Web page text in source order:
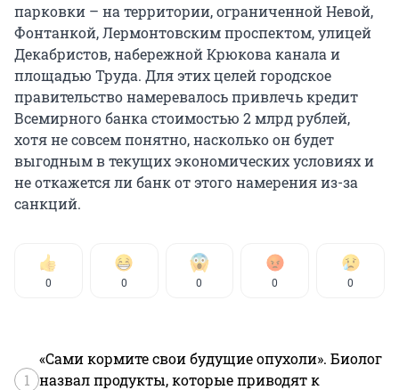
парковки – на территории, ограниченной Невой,
Фонтанкой, Лермонтовским проспектом, улицей
Декабристов, набережной Крюкова канала и
площадью Труда. Для этих целей городское
правительство намеревалось привлечь кредит
Всемирного банка стоимостью 2 млрд рублей,
хотя не совсем понятно, насколько он будет
выгодным в текущих экономических условиях и
не откажется ли банк от этого намерения из-за
санкций.
0 0 0 0 0
1
«Сами кормите свои будущие опухоли». Биолог
назвал продукты, которые приводят к